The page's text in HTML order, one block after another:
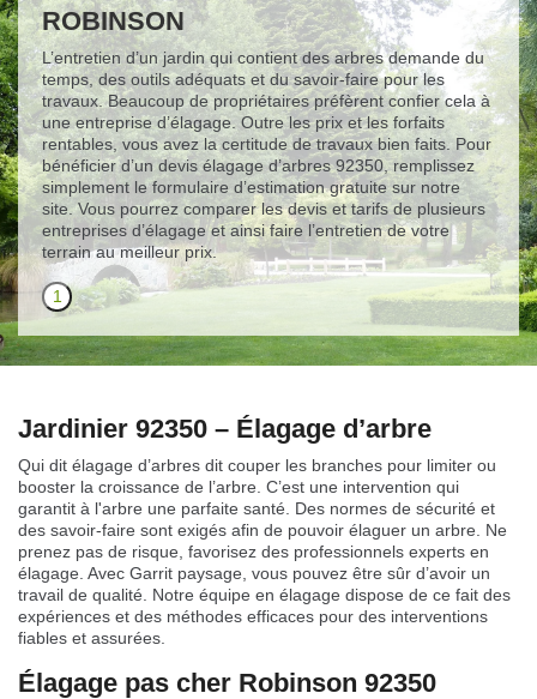
ROBINSON
L’entretien d’un jardin qui contient des arbres demande du
temps, des outils adéquats et du savoir-faire pour les
travaux. Beaucoup de propriétaires préfèrent confier cela à
une entreprise d’élagage. Outre les prix et les forfaits
rentables, vous avez la certitude de travaux bien faits. Pour
bénéficier d’un devis élagage d’arbres 92350, remplissez
simplement le formulaire d’estimation gratuite sur notre
site. Vous pourrez comparer les devis et tarifs de plusieurs
entreprises d’élagage et ainsi faire l’entretien de votre
terrain au meilleur prix.
1
Jardinier 92350 – Élagage d’arbre
Qui dit élagage d’arbres dit couper les branches pour limiter ou
booster la croissance de l’arbre. C’est une intervention qui
garantit à l'arbre une parfaite santé. Des normes de sécurité et
des savoir-faire sont exigés afin de pouvoir élaguer un arbre. Ne
prenez pas de risque, favorisez des professionnels experts en
élagage. Avec Garrit paysage, vous pouvez être sûr d’avoir un
travail de qualité. Notre équipe en élagage dispose de ce fait des
expériences et des méthodes efficaces pour des interventions
fiables et assurées.
Élagage pas cher Robinson 92350